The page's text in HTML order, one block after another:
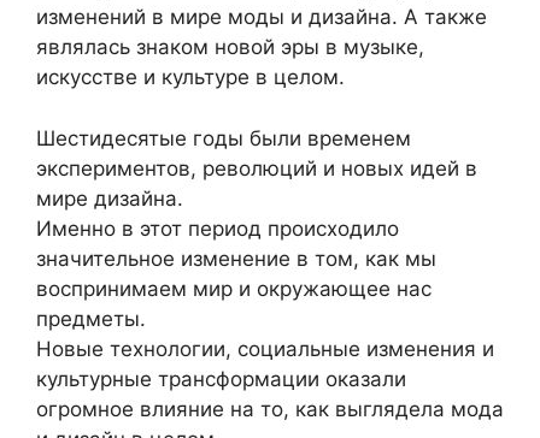
изменений в мире моды и дизайна. А также
являлась знаком новой эры в музыке,
искусстве и культуре в целом.
Шестидесятые годы были временем
экспериментов, революций и новых идей в
мире дизайна.
Именно в этот период происходило
значительное изменение в том, как мы
воспринимаем мир и окружающее нас
предметы.
Новые технологии, социальные изменения и
культурные трансформации оказали
огромное влияние на то, как выглядела мода